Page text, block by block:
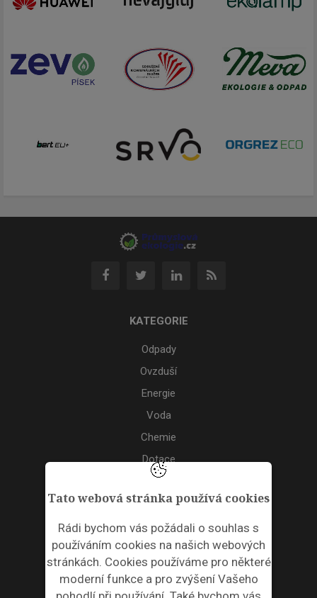
Tato webová stránka používá cookies
Rádi bychom vás požádali o souhlas s
používáním cookies na našich webových
stránkách. Cookies používáme pro některé
moderní funkce a pro zvýšení Vašeho
KATEGORIE
Odpady
Ovzduší
Energie
Voda
Chemie
Dotace
Akce
ODPADNÍ PLASTY
NEWSLETTER